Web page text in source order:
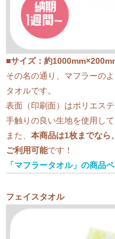
■サイズ：約
その名の通り、マフラーの
タオルです。
表面（印刷面）はポリエス
手触りの良い生地を使用して
また、 本商品は1枚までなら
ご利用可能です！
「マフラータオル」の商品
フェイスタオル